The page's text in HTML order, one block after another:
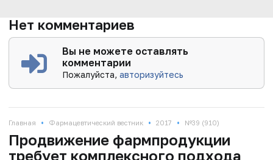
Нет комментариев
Вы не можете оставлять
комментарии
Пожалуйста,авторизуйтесь
Главная • Фармацевтический вестник • 2017 • №39 (910)
Продвижение фармпродукции
требует комплексного подхода